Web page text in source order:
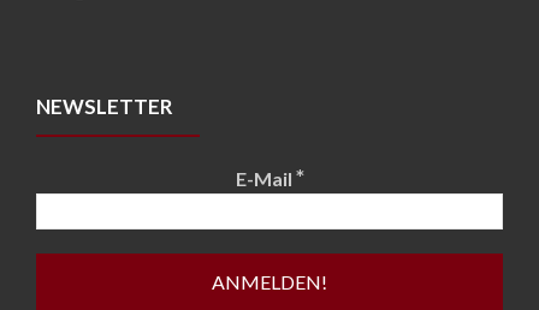
NEWSLETTER
E-Mail *